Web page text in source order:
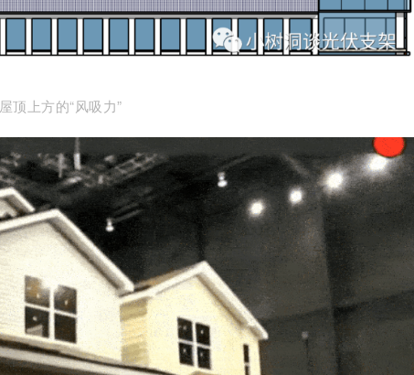
顶上方的“风吸力”